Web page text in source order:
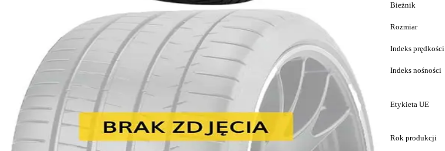
Bieżnik
Rozmiar
Indeks prędkości
Indeks nośności
Etykieta UE
Rok produkcji